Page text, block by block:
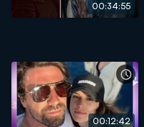
00:34:55
00:12:42